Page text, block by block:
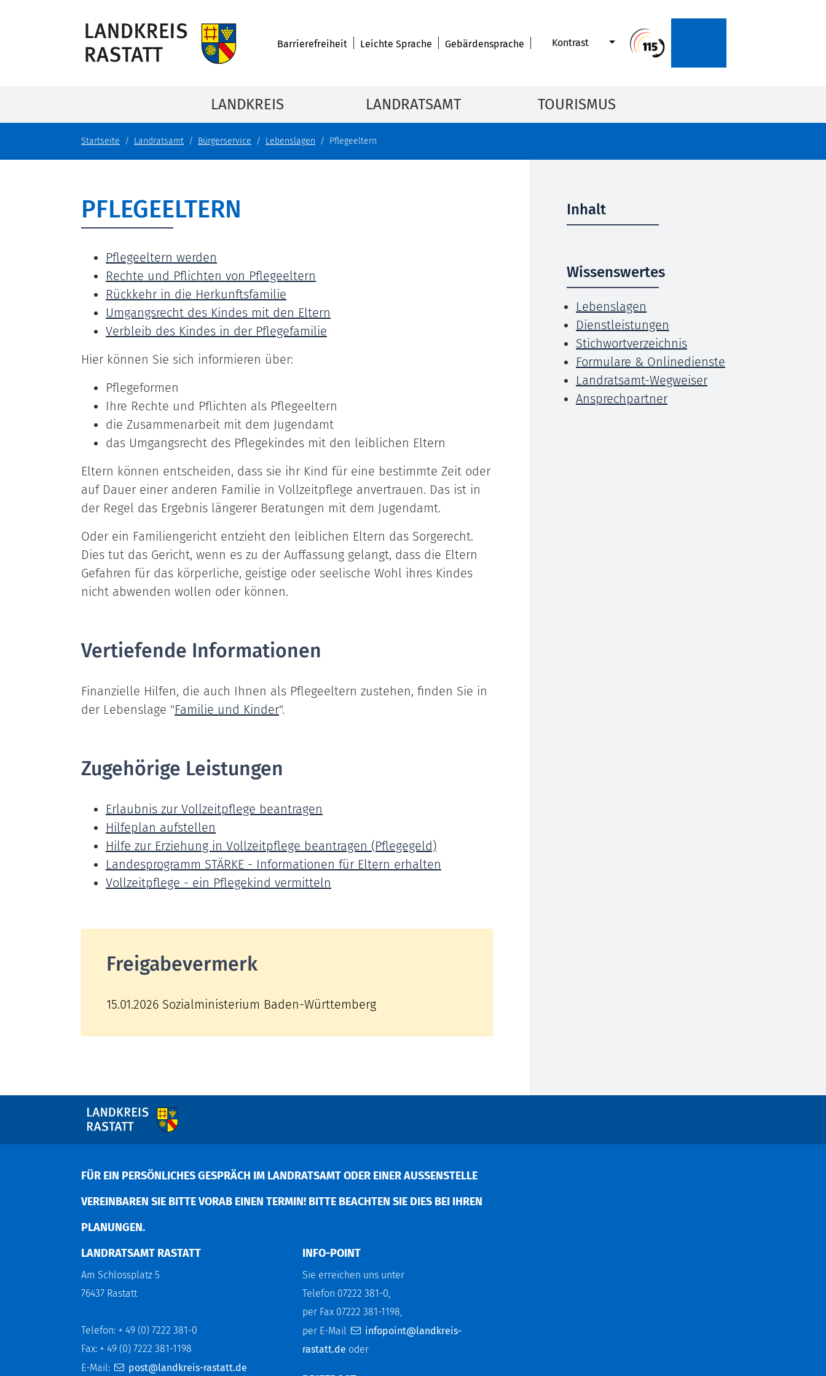
Barrierefreiheit Leichte Sprache Gebärdensprache Kontrast
LANDKREIS LANDRATSAMT TOURISMUS
Startseite Landratsamt Bürgerservice Lebenslagen Pflegeeltern
PFLEGEELTERN
Pflegeeltern werden
Rechte und Pflichten von Pflegeeltern
Rückkehr in die Herkunftsfamilie
Umgangsrecht des Kindes mit den Eltern
Verbleib des Kindes in der Pflegefamilie
Hier können Sie sich informieren über:
Pflegeformen
Ihre Rechte und Pflichten als Pflegeeltern
die Zusammenarbeit mit dem Jugendamt
das Umgangsrecht des Pflegekindes mit den leiblichen Eltern
Eltern können entscheiden, dass sie ihr Kind für eine bestimmte Zeit oder
auf Dauer einer anderen Familie in Vollzeitpflege anvertrauen. Das ist in
der Regel das Ergebnis längerer Beratungen mit dem Jugendamt.
Oder ein Familiengericht entzieht den leiblichen Eltern das Sorgerecht.
Dies tut das Gericht, wenn es zu der Auffassung gelangt, dass die Eltern
Gefahren für das körperliche, geistige oder seelische Wohl ihres Kindes
nicht abwenden wollen oder können.
Vertiefende Informationen
Finanzielle Hilfen, die auch Ihnen als Pflegeeltern zustehen, finden Sie in
der Lebenslage "Familie und Kinder".
Zugehörige Leistungen
Erlaubnis zur Vollzeitpflege beantragen
Hilfeplan aufstellen
Hilfe zur Erziehung in Vollzeitpflege beantragen (Pflegegeld)
Landesprogramm STÄRKE - Informationen für Eltern erhalten
Vollzeitpflege - ein Pflegekind vermitteln
Freigabevermerk
15.01.2026 Sozialministerium Baden-Württemberg
Inhalt
Wissenswertes
Lebenslagen
Dienstleistungen
Stichwortverzeichnis
Formulare & Onlinedienste
Landratsamt-Wegweiser
Ansprechpartner
FÜR EIN PERSÖNLICHES GESPRÄCH IM LANDRATSAMT ODER EINER AUSSENSTELLE V
EREINBAREN SIE BITTE VORAB EINEN TERMIN! BITTE BEACHTEN SIE DIES BEI IHREN P
LANUNGEN.
LANDRATSAMT RASTATT
Am Schlossplatz 5
76437 Rastatt
Telefon: + 49 (0) 7222 381-0
Fax: + 49 (0) 7222 381-1198
E-Mail:
post@landkreis-rastatt.de
INFO-POINT
Sie erreichen uns unter
Telefon 07222 381-0,
per Fax 07222 381-1198,
per E-Mail
infopoint@landkreis-
rastatt.de oder